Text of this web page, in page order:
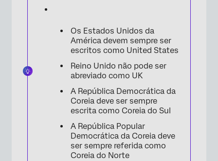
Os Estados Unidos da
América devem sempre ser
escritos como United States
Reino Unido não pode ser
abreviado como UK
A República Democrática da
Coreia deve ser sempre
escrita como Coreia do Sul
A República Popular
Democrática da Coreia deve
ser sempre referida como
Coreia do Norte